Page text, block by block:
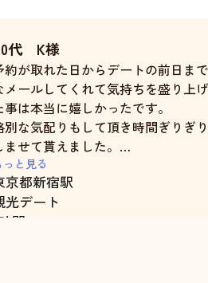
代 K様
約が取れた日からデートの前日ま
メールしてくれて気持ちを盛り上
事は本当に嬉しかったです。
別な気配りもして頂き時間ぎりぎ
ませて貰えました。
か５時間のデートでしたが、随分楽
貰えました。
後も地下鉄の入口まで見送ってくれ
気分良かったです。
っと見る
京都新宿駅
光デート
5時間